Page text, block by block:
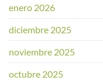
enero 2026
diciembre 2025
noviembre 2025
octubre 2025